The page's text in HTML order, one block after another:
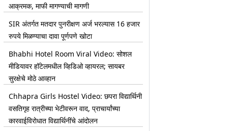
आक्रमक, माफी मागण्याची मागणी
SIR अंतर्गत मतदार पुनरीक्षण अर्ज भरल्यास 16 हजार
रुपये मिळण्याचा दावा पूर्णपणे खोटा
Bhabhi Hotel Room Viral Video: सोशल
मीडियावर हॉटेलमधील व्हिडिओ व्हायरल; सायबर
सुरक्षेचे मोठे आव्हान
Chhapra Girls Hostel Video: छपरा विद्यार्थिनी
वसतिगृह रात्रीच्या भेटीवरून वाद, प्राचार्यांच्या
कारवाईविरोधात विद्यार्थिनींचे आंदोलन